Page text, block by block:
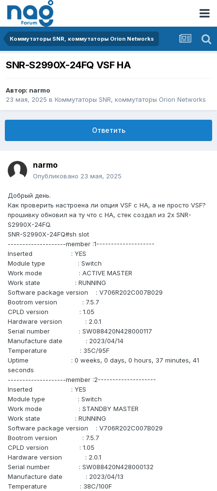
Коммутаторы SNR, коммутаторы Orion Networks
SNR-S2990X-24FQ VSF HA
Автор: narmo
23 мая, 2025 в Коммутаторы SNR, коммутаторы Orion Networks
Ответить
narmo
Опубликовано 23 мая, 2025
Добрый день.
Как проверить настроена ли опция VSF с HA, а не просто VSF?
прошивку обновил на ту что с HA, стек создал из 2х SNR-
S2990X-24FQ.
SNR-S2990X-24FQ#sh slot
--------------------member :1--------------------
Inserted : YES
Module type : Switch
Work mode : ACTIVE MASTER
Work state : RUNNING
Software package version : V706R202C007B029
Bootrom version : 7.5.7
CPLD version : 1.05
Hardware version : 2.0.1
Serial number : SW088420N428000117
Manufacture date : 2023/04/14
Temperature : 35C/95F
Uptime : 0 weeks, 0 days, 0 hours, 37 minutes, 41
seconds
--------------------member :2--------------------
Inserted : YES
Module type : Switch
Work mode : STANDBY MASTER
Work state : RUNNING
Software package version : V706R202C007B029
Bootrom version : 7.5.7
CPLD version : 1.05
Hardware version : 2.0.1
Serial number : SW088420N428000132
Manufacture date : 2023/04/13
Temperature : 38C/100F